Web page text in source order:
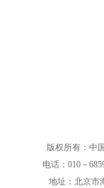
版权所有：中
电话：010－
地址：北京市